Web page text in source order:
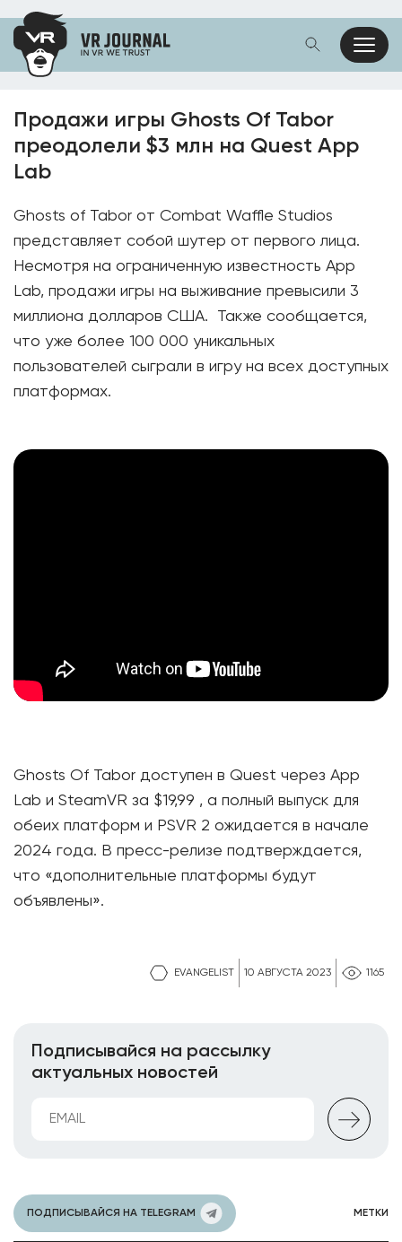
EVANGELIST 10 АВГУСТА 2023 1165
Продажи игры Ghosts Of Tabor
преодолели $3 млн на Quest App
Lab
Ghosts of Tabor от Combat Waffle Studios
представляет собой шутер от первого лица.
Несмотря на ограниченную известность App
Lab, продажи игры на выживание превысили 3
миллиона долларов США. Также сообщается,
что уже более 100 000 уникальных
пользователей сыграли в игру на всех доступных
платформах.
Ghosts Of Tabor доступен в Quest через App
Lab и SteamVR за $19,99 , а полный выпуск для
обеих платформ и PSVR 2 ожидается в начале
2024 года. В пресс-релизе подтверждается,
что «дополнительные платформы будут
объявлены».
Подписывайся на рассылку
актуальных новостей
ПОДПИСЫВАЙСЯ НА TELEGRAM МЕТКИ